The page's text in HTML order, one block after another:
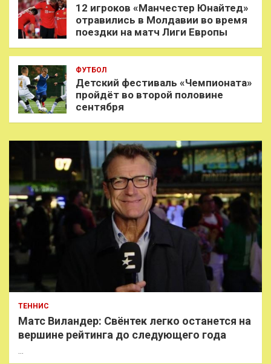
12 игроков «Манчестер Юнайтед»
отравились в Молдавии во время
поездки на матч Лиги Европы
ФУТБОЛ
Детский фестиваль «Чемпионата»
пройдёт во второй половине
сентября
ТЕННИС
Матс Виландер: Свёнтек легко останется на
вершине рейтинга до следующего года
…